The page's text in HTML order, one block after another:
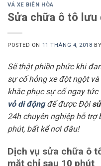
VÁ XE BIÊN HÒA
Sửa chữa ô tô lưu
POSTED ON 11 THÁNG 4, 2018 BY
Sẽ thật phiền phức khi
sự cố hỏng xe đột ngột
khắc phục sự cố ngay
vỏ di độngđể được Đội
24h chuyên nghiệp hỗ trợ
phút, bất kể nơi đâu!
Dịch vụ sửa chữa ô
mặt chỉ sau 10 phút